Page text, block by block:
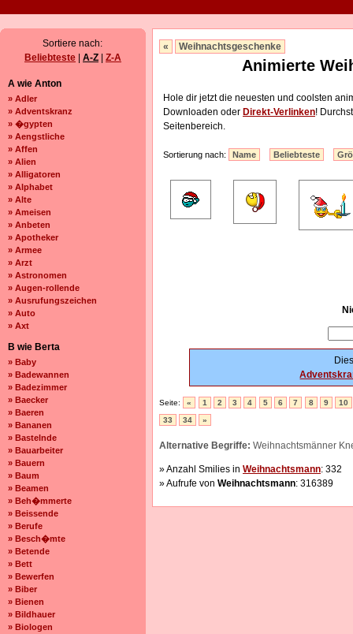
Sortiere nach:
Beliebteste
A-Z Z-A
A wie Anton
» Adler
» Adventskranz
» �gypten
» Aengstliche
» Affen
» Alien
» Alligatoren
» Alphabet
» Alte
» Ameisen
» Anbeten
» Apotheker
» Armee
» Arzt
» Astronomen
» Augen-rollende
» Ausrufungszeichen
» Auto
» Axt
B wie Berta
» Baby
» Badewannen
» Badezimmer
» Baecker
» Baeren
» Bananen
» Bastelnde
» Bauarbeiter
» Bauern
» Baum
» Beamen
» Beh�mmerte
» Beissende
» Berufe
» Besch�mte
» Betende
» Bett
» Bewerfen
» Biber
» Bienen
» Bildhauer
» Biologen
« Weihnachtsgeschenke
Animierte
Hole dir jetzt die neuesten und coolsten
Downloaden oder Direkt-Verlinken!
Seitenbereich.
Sortierung nach: Name Beliebteste
Seite: « 1 2 3 4 5 6 7 8 9
10
33
34 »
Alternative Begriffe: Weihnachtsmänner
» Anzahl Smilies in Weihnachtsmann: 332
» Aufrufe von Weihnachtsmann: 316389